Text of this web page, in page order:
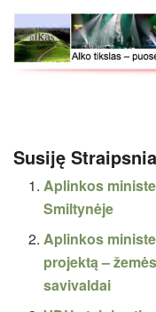
Susiję
Aplinkos
Smiltynėje
Aplinkos
projektą –
savivaldai